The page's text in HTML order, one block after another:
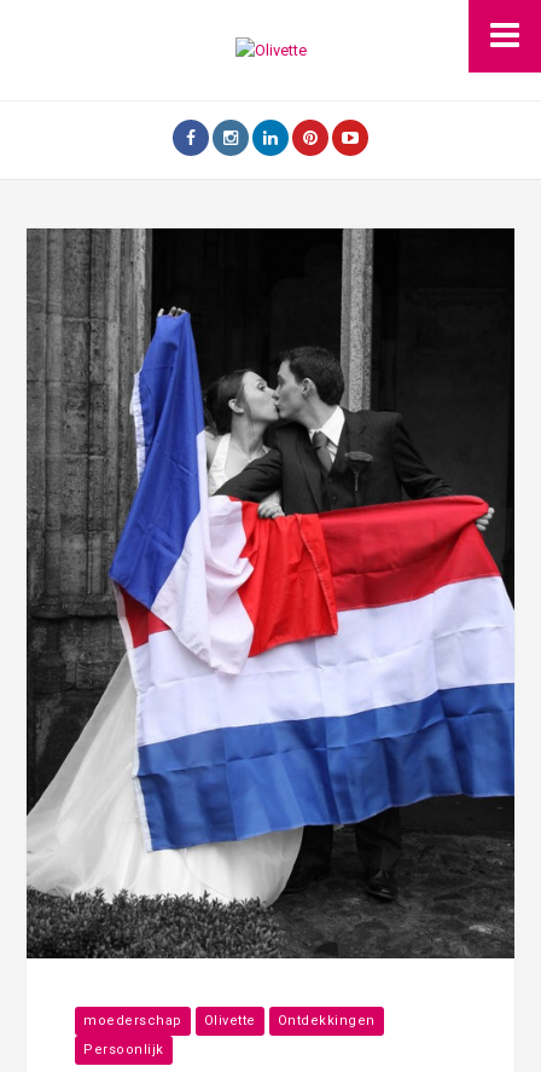
moederschap Olivette
Ontdekkingen
Persoonlijk